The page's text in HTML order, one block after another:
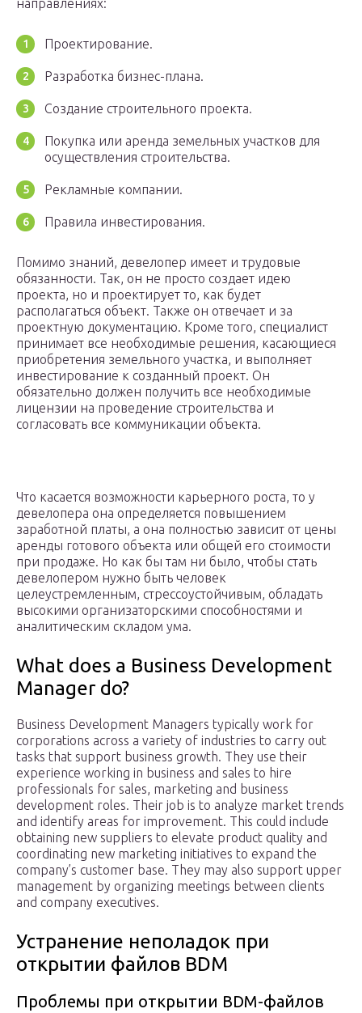
направлениях:
Проектирование.
Разработка бизнес-плана.
Создание строительного проекта.
Покупка или аренда земельных участков для
осуществления строительства.
Рекламные компании.
Правила инвестирования.
Помимо знаний, девелопер имеет и трудовые
обязанности. Так, он не просто создает идею
проекта, но и проектирует то, как будет
располагаться объект. Также он отвечает и за
проектную документацию. Кроме того, специалист
принимает все необходимые решения, касающиеся
приобретения земельного участка, и выполняет
инвестирование к созданный проект. Он
обязательно должен получить все необходимые
лицензии на проведение строительства и
согласовать все коммуникации объекта.
Что касается возможности карьерного роста, то у
девелопера она определяется повышением
заработной платы, а она полностью зависит от цены
аренды готового объекта или общей его стоимости
при продаже. Но как бы там ни было, чтобы стать
девелопером нужно быть человек
целеустремленным, стрессоустойчивым, обладать
высокими организаторскими способностями и
аналитическим складом ума.
What does a Business Development
Manager do?
Business Development Managers typically work for
corporations across a variety of industries to carry out
tasks that support business growth. They use their
experience working in business and sales to hire
professionals for sales, marketing and business
development roles. Their job is to analyze market trends
and identify areas for improvement. This could include
obtaining new suppliers to elevate product quality and
coordinating new marketing initiatives to expand the
company’s customer base. They may also support upper
management by organizing meetings between clients
and company executives.
Устранение неполадок при
открытии файлов BDM
Проблемы при открытии BDM-файлов